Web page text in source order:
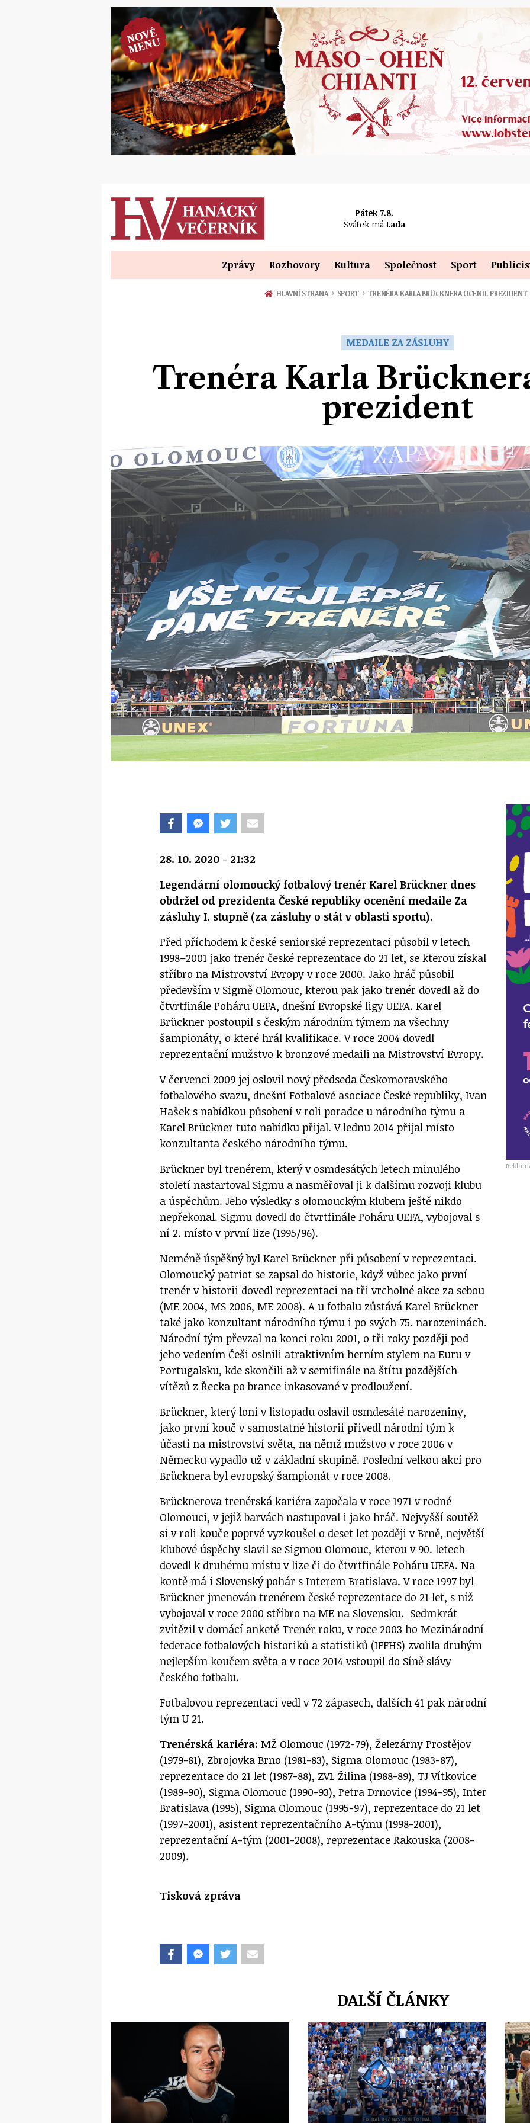
Pátek 7.8.
Svátek má Lada
Zprávy Rozhovory Kultura Společnost Sport
HLAVNÍ STRANA › SPORT › TRENÉRA KARLA BRÜCKNERA OCENIL PREZIDENT
MEDAILE ZA ZÁSLUHY
Trenéra Karla
prezident
28. 10. 2020 - 21:32
Legendární olomoucký fotbalový trenér Karel Brückner dnes
obdržel od prezidenta České republiky ocenění medaile Za
zásluhy I. stupně (za zásluhy o stát v oblasti sportu).
Před příchodem k české seniorské reprezentaci působil v letech
1998–2001 jako trenér české reprezentace do 21 let, se kterou získal
stříbro na Mistrovství Evropy v roce 2000. Jako hráč působil
především v Sigmě Olomouc, kterou pak jako trenér dovedl až do
čtvrtfinále Poháru UEFA, dnešní Evropské ligy UEFA. Karel
Brückner postoupil s českým národním týmem na všechny
šampionáty, o které hrál kvalifikace. V roce 2004 dovedl
reprezentační mužstvo k bronzové medaili na Mistrovství Evropy.
V červenci 2009 jej oslovil nový předseda Českomoravského
fotbalového svazu, dnešní Fotbalové asociace České republiky, Ivan
Hašek s nabídkou působení v roli poradce u národního týmu a
Karel Brückner tuto nabídku přijal. V lednu 2014 přijal místo
konzultanta českého národního týmu.
Brückner byl trenérem, který v osmdesátých letech minulého
století nastartoval Sigmu a nasměřoval ji k dalšímu rozvoji klubu
a úspěchům. Jeho výsledky s olomouckým klubem ještě nikdo
nepřekonal. Sigmu dovedl do čtvrtfinále Poháru UEFA, vybojoval s
ní 2. místo v první lize (1995/96).
Neméně úspěšný byl Karel Brückner při působení v reprezentaci.
Olomoucký patriot se zapsal do historie, když vůbec jako první
trenér v historii dovedl reprezentaci na tři vrcholné akce za sebou
(ME 2004, MS 2006, ME 2008). A u fotbalu zůstává Karel Brückner
také jako konzultant národního týmu i po svých 75. narozeninách.
Národní tým převzal na konci roku 2001, o tři roky později pod
jeho vedením Češi oslnili atraktivním herním stylem na Euru v
Portugalsku, kde skončili až v semifinále na štítu pozdějších
vítězů z Řecka po brance inkasované v prodloužení.
Brückner, který loni v listopadu oslavil osmdesáté narozeniny,
jako první kouč v samostatné historii přivedl národní tým k
účasti na mistrovství světa, na němž mužstvo v roce 2006 v
Německu vypadlo už v základní skupině. Poslední velkou akcí pro
Brücknera byl evropský šampionát v roce 2008.
Brücknerova trenérská kariéra započala v roce 1971 v rodné
Olomouci, v jejíž barvách nastupoval i jako hráč. Nejvyšší soutěž
si v roli kouče poprvé vyzkoušel o deset let později v Brně, největší
klubové úspěchy slavil se Sigmou Olomouc, kterou v 90. letech
dovedl k druhému místu v lize či do čtvrtfinále Poháru UEFA. Na
kontě má i Slovenský pohár s Interem Bratislava. V roce 1997 byl
Brückner jmenován trenérem české reprezentace do 21 let, s níž
vybojoval v roce 2000 stříbro na ME na Slovensku. Sedmkrát
zvítězil v domácí anketě Trenér roku, v roce 2003 ho Mezinárodní
federace fotbalových historiků a statistiků (IFFHS) zvolila druhým
nejlepším koučem světa a v roce 2014 vstoupil do Síně slávy
českého fotbalu.
Fotbalovou reprezentaci vedl v 72 zápasech, dalších 41 pak národní
tým U 21.
Trenérská kariéra: MŽ Olomouc (1972-79), Železárny Prostějov
(1979-81), Zbrojovka Brno (1981-83), Sigma Olomouc (1983-87),
reprezentace do 21 let (1987-88), ZVL Žilina (1988-89), TJ Vítkovice
(1989-90), Sigma Olomouc (1990-93), Petra Drnovice (1994-95), Inter
Bratislava (1995), Sigma Olomouc (1995-97), reprezentace do 21 let
(1997-2001), asistent reprezentačního A-týmu (1998-2001),
reprezentační A-tým (2001-2008), reprezentace Rakouska (2008-
2009).
Tisková zpráva
DALŠÍ ČLÁNKY